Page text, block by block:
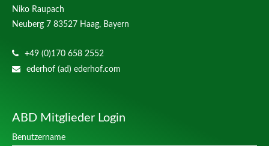
Niko Raupach
Neuberg 7 83527 Haag, Bayern
+49 (0)170 658 2552
ederhof (ad) ederhof.com
ABD Mitglieder Login
Benutzername